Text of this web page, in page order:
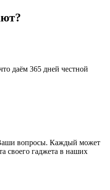
даём 365 дней честной
вопросы. Каждый может
своего гаджета в наших